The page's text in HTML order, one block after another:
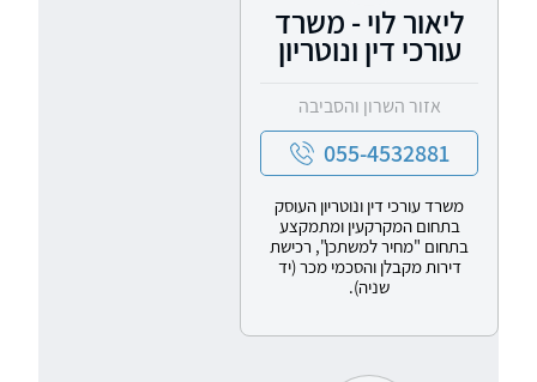
ליאור לוי - משרד
עורכי דין ונוטריון
אזור השרון והסביבה
055-4532881
משרד עורכי דין ונוטריון העוסק
בתחום המקרקעין ומתמקצע
בתחום "מחיר למשתכן", רכישת
דירות מקבלן והסכמי מכר (יד
שניה).